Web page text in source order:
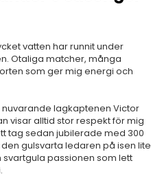
vatten har runnit under
Otaliga matcher, många
som ger mig energi och
lagkaptenen Victor
visar alltid stor respekt för mig
tag sedan jubilerade med 300
gulsvarta ledaren på isen lite
passionen som lett